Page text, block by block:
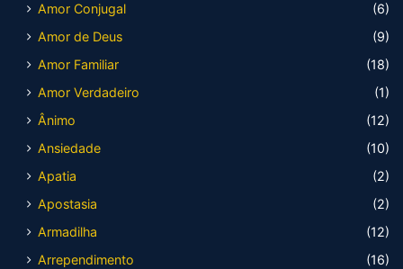
Amor Conjugal
(6)
Amor de Deus
(9)
Amor Familiar
(18)
Amor Verdadeiro
(1)
Ânimo
(12)
Ansiedade
(10)
Apatia
(2)
Apostasia
(2)
Armadilha
(12)
Arrependimento
(16)